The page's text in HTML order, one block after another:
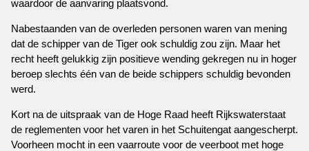
waardoor de aanvaring plaatsvond.
Nabestaanden van de overleden personen waren van mening
dat de schipper van de Tiger ook schuldig zou zijn. Maar het
recht heeft gelukkig zijn positieve wending gekregen nu in hoger
beroep slechts één van de beide schippers schuldig bevonden
werd.
Kort na de uitspraak van de Hoge Raad heeft Rijkswaterstaat
de reglementen voor het varen in het Schuitengat aangescherpt.
Voorheen mocht in een vaarroute voor de veerboot met hoge